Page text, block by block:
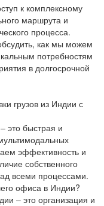
к комплексному
маршрута и
процесса.
как мы можем
потребностям
в долгосрочной
грузов из Индии с
это быстрая и
эффективность и
собственного
всеми процессами.
офиса в Индии?
– это организация и